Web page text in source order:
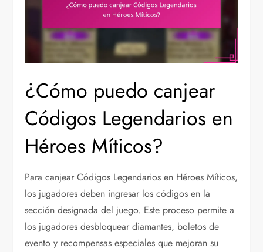
¿Cómo puedo canjear
Códigos Legendarios en
Héroes Míticos?
Para canjear Códigos Legendarios en Héroes Míticos,
los jugadores deben ingresar los códigos en la
sección designada del juego. Este proceso permite a
los jugadores desbloquear diamantes, boletos de
evento y recompensas especiales que mejoran su